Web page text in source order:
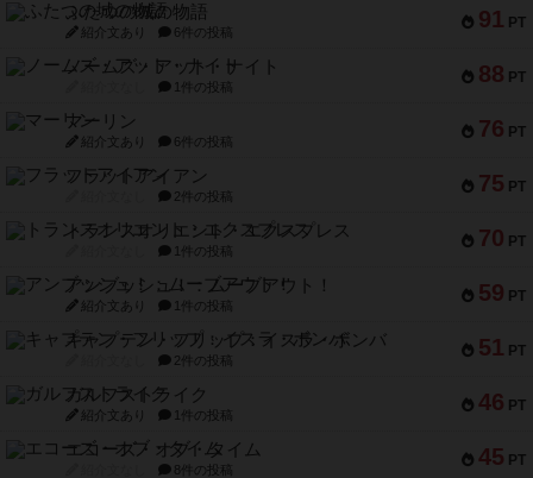
91 PT
ふたつの城の物語
紹介文あり 6件の投稿
88 PT
ノームズ・アット・ナイト
1件の投稿
76 PT
マーリン
紹介文あり 6件の投稿
75 PT
フラットアイアン
2件の投稿
70 PT
トランスオリエント・エクスプレス
1件の投稿
59 PT
アンブッシュ！：ムーブアウト！
紹介文あり 1件の投稿
51 PT
キャプテン・フリップ：イスラ・ボンバ
2件の投稿
46 PT
ガルフストライク
紹介文あり 1件の投稿
45 PT
エコーズ・オブ・タイム
8件の投稿